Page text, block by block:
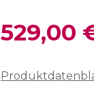
529,00